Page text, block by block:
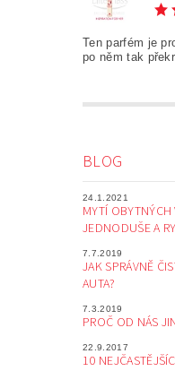
Ten parfém je
po něm tak
BLOG
24.1.2021
MYTÍ
JEDNODUŠE A
7.7.2019
JAK SPRÁVNĚ
AUTA?
7.3.2019
PROČ OD NÁS
22.9.2017
10